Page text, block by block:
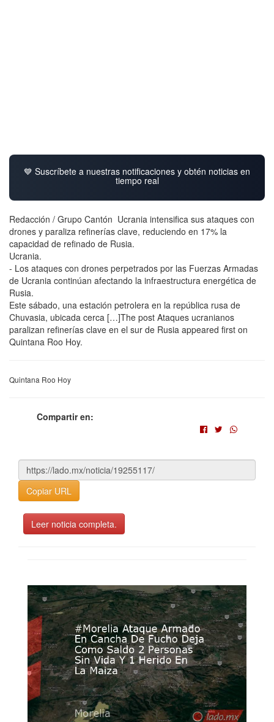
💙 Suscríbete a nuestras notificaciones y obtén noticias en
tiempo real
Redacción / Grupo Cantón Ucrania intensifica sus ataques con
drones y paraliza refinerías clave, reduciendo en 17% la
capacidad de refinado de Rusia.
Ucrania.
- Los ataques con drones perpetrados por las Fuerzas Armadas
de Ucrania continúan afectando la infraestructura energética de
Rusia.
Este sábado, una estación petrolera en la república rusa de
Chuvasia, ubicada cerca […]The post Ataques ucranianos
paralizan refinerías clave en el sur de Rusia appeared first on
Quintana Roo Hoy.
Quintana Roo Hoy
Compartir en:
Copiar URL
Leer noticia completa.